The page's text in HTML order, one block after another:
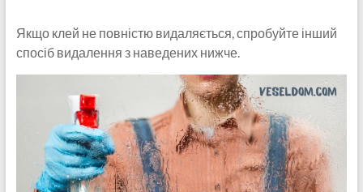
Якщо клей не повністю видаляється, спробуйте інший
спосіб видалення з наведених нижче.